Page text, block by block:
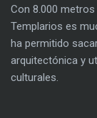
Con 8.000
Templarios es
ha permitido
arquitectónica y
culturales.